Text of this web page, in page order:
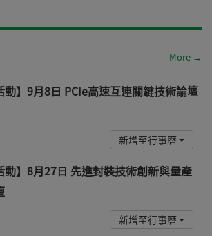
More →
動】9月8日 PCIe高速互連關鍵技術論壇
新增至行事曆
動】8月27日 先進封裝技術創新與量產
新增至行事曆